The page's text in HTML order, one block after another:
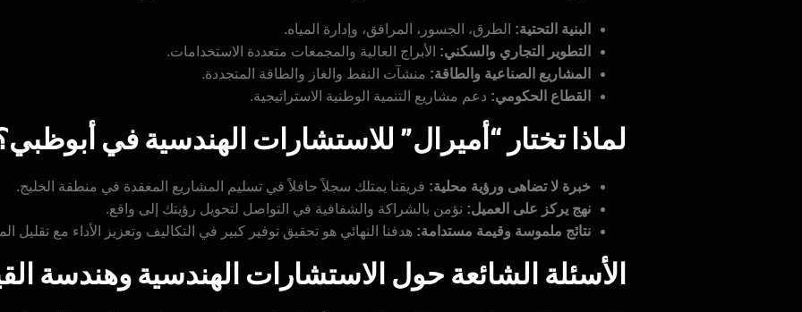
البنية التحتية: الطرق، الجسور، المرافق، وإدارة المياه.
التطوير التجاري والسكني: الأبراج العالية والمجمعات متعددة الاستخدامات.
المشاريع الصناعية والطاقة: منشآت النفط والغاز والطاقة المتجددة.
القطاع الحكومي: دعم مشاريع التنمية الوطنية الاستراتيجية.
لماذا تختار “أميرال” للاستشارات الهندسية في
خبرة لا تضاهى ورؤية محلية: فريقنا يمتلك سجلاً حافلاً في تسليم المشاريع المعقدة في منطقة الخليج.
نهج يركز على العميل: نؤمن بالشراكة والشفافية في التواصل لتحويل رؤيتك إلى واقع.
نتائج ملموسة وقيمة مستدامة: هدفنا النهائي هو تحقيق توفير كبير في التكاليف وتعزيز الأداء مع تقليل
الأسئلة الشائعة حول الاستشارات الهندسية وهندسة